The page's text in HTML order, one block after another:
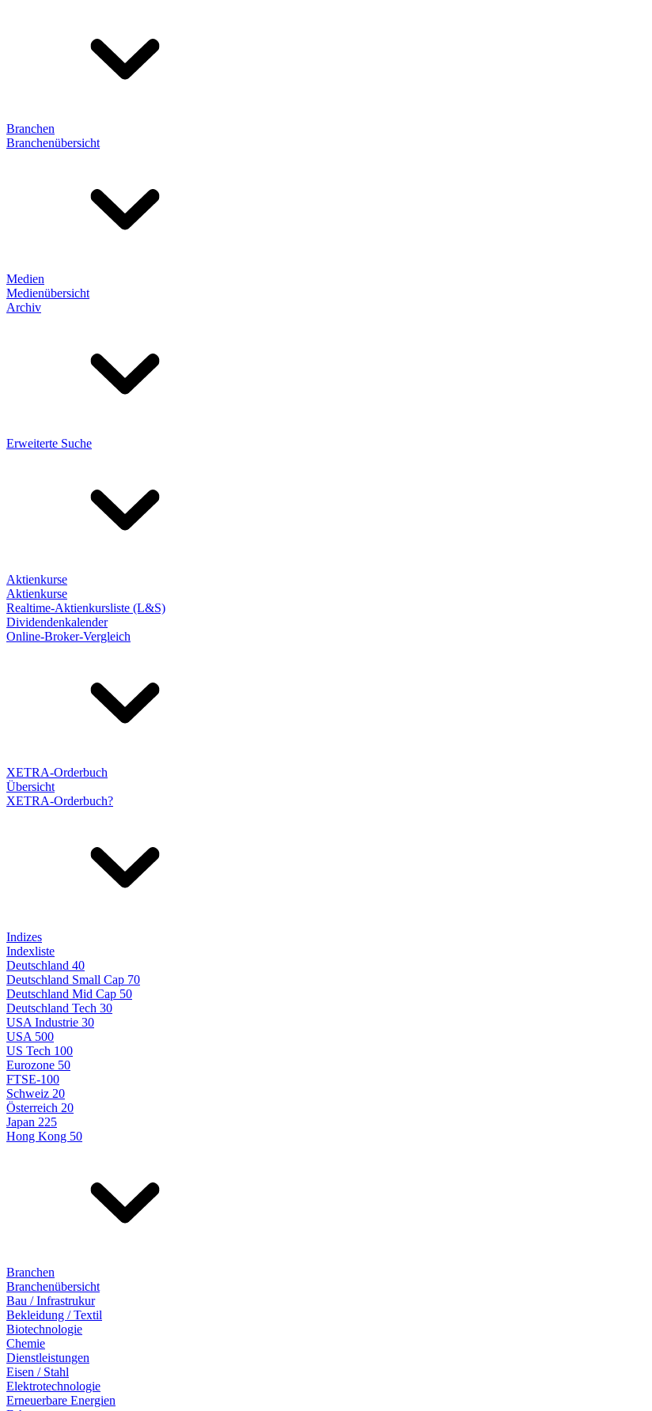
Branchen
Branchenübersicht
Medien
Medienübersicht
Archiv
Erweiterte Suche
Aktienkurse
Aktienkurse
Realtime-Aktienkursliste (L&S)
Dividendenkalender
Online-Broker-Vergleich
XETRA-Orderbuch
Übersicht
XETRA-Orderbuch?
Indizes
Indexliste
Deutschland 40
Deutschland Small Cap 70
Deutschland Mid Cap 50
Deutschland Tech 30
USA Industrie 30
USA 500
US Tech 100
Eurozone 50
FTSE-100
Schweiz 20
Österreich 20
Japan 225
Hong Kong 50
Branchen
Branchenübersicht
Bau / Infrastrukur
Bekleidung / Textil
Biotechnologie
Chemie
Dienstleistungen
Eisen / Stahl
Elektrotechnologie
Erneuerbare Energien